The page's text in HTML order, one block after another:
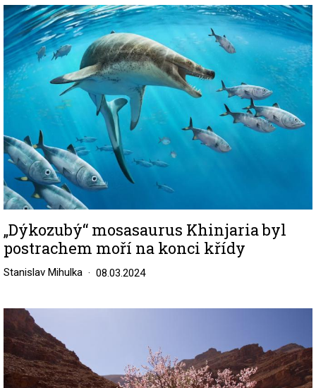
Image
„Dýkozubý“ mosasaurus Khinjaria byl
postrachem moří na konci křídy
Stanislav Mihulka 08.03.2024
Image